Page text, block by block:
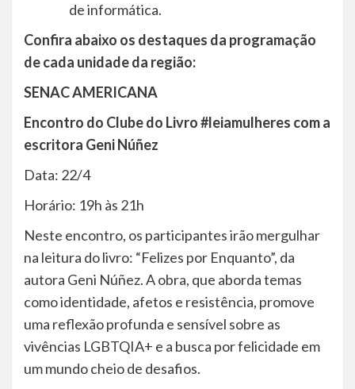
de informática.
Confira abaixo os destaques da programação
de cada unidade da região:
SENAC AMERICANA
Encontro do Clube do Livro #leiamulheres com a
escritora Geni Núñez
Data: 22/4
Horário: 19h às 21h
Neste encontro, os participantes irão mergulhar
na leitura do livro: “Felizes por Enquanto”, da
autora Geni Núñez. A obra, que aborda temas
como identidade, afetos e resistência, promove
uma reflexão profunda e sensível sobre as
vivências LGBTQIA+ e a busca por felicidade em
um mundo cheio de desafios.